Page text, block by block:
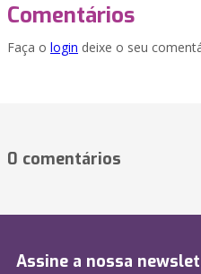
Comentários
Faça o login deixe o seu
0 comentários
Assine a nossa